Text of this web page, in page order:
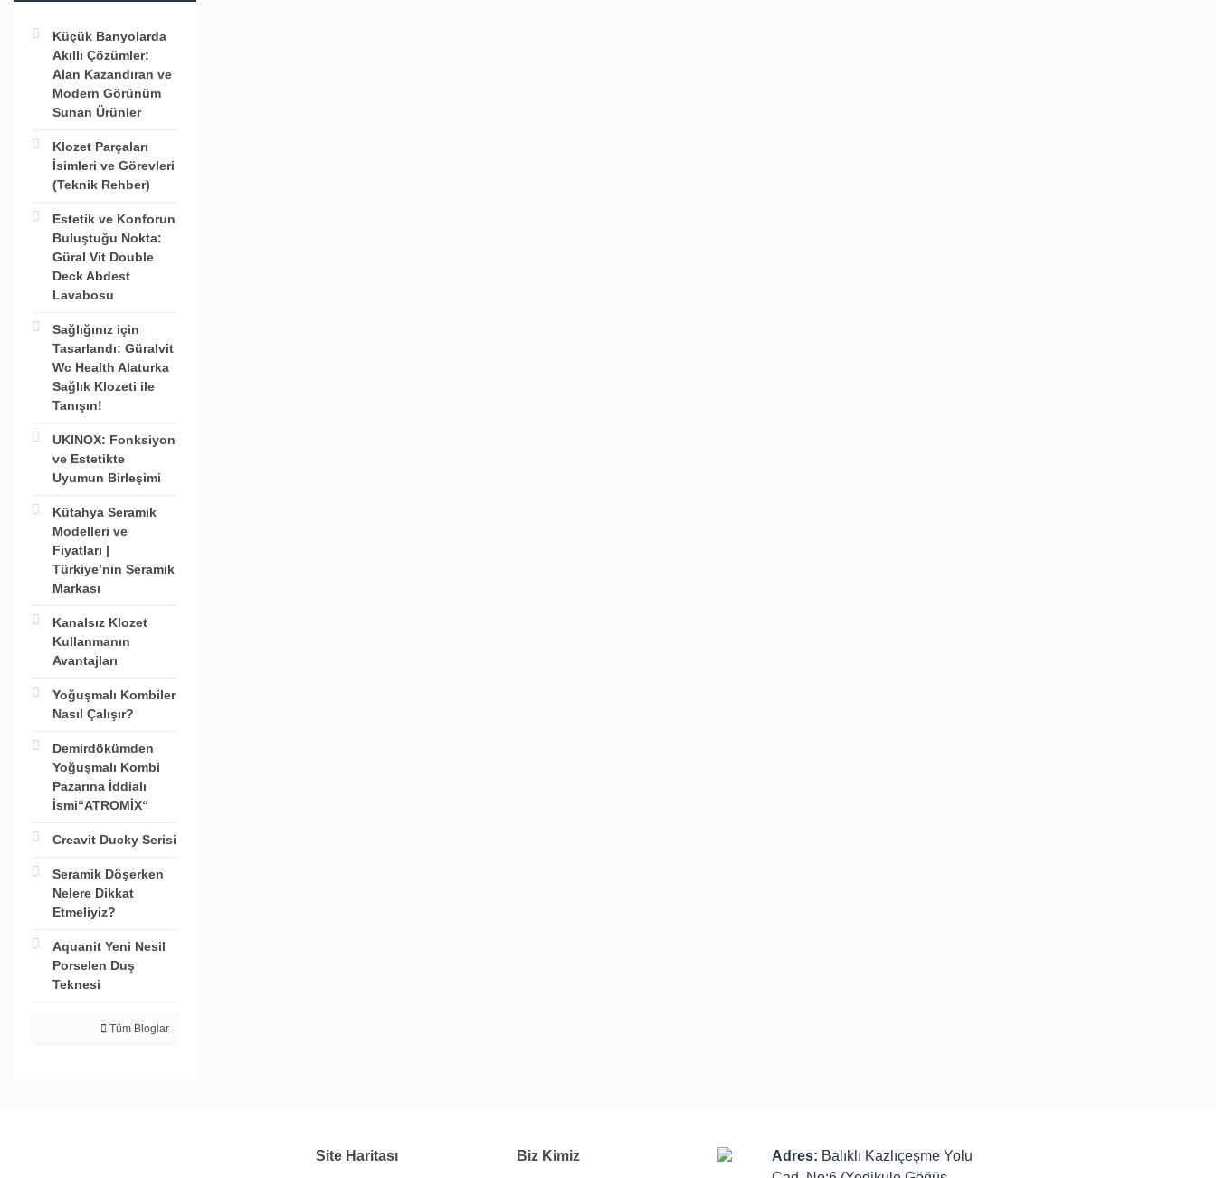
Küçük Banyolarda
Akıllı Çözümler:
Alan Kazandıran ve
Modern Görünüm
Sunan Ürünler
Klozet Parçaları
İsimleri ve Görevleri
(Teknik Rehber)
Estetik ve Konforun
Buluştuğu Nokta:
Güral Vit Double
Deck Abdest
Lavabosu
Sağlığınız için
Tasarlandı: Güralvit
Wc Health Alaturka
Sağlık Klozeti ile
Tanışın!
UKINOX: Fonksiyon
ve Estetikte
Uyumun Birleşimi
Kütahya Seramik
Modelleri ve
Fiyatları |
Türkiye’nin Seramik
Markası
Kanalsız Klozet
Kullanmanın
Avantajları
Yoğuşmalı Kombiler
Nasıl Çalışır?
Demirdökümden
Yoğuşmalı Kombi
Pazarına İddialı
İsmi“ATROMİX“
Creavit Ducky Serisi
Seramik Döşerken
Nelere Dikkat
Etmeliyiz?
Aquanit Yeni Nesil
Porselen Duş
Teknesi
Tüm Bloglar
Site Haritası Biz Kimiz Adres: Balıklı Kazlıçeşme Yolu